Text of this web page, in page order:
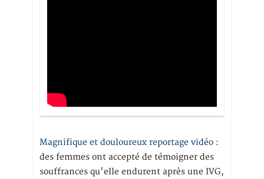
Magnifique et douloureux reportage vidéo :
des femmes ont accepté de témoigner des
souffrances qu'elle endurent après une IVG,